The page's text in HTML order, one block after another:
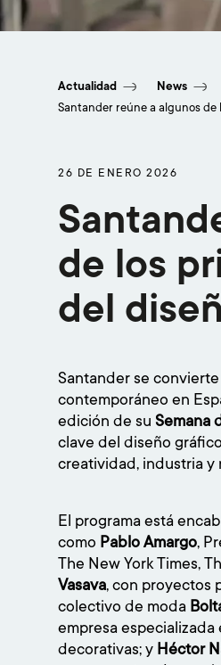
Actualidad
News
Santander reúne a algunos
26 DE ENERO 2026
de los
del
Santander se
contemporáneo en
edición de su Semana
clave del diseño
creatividad, industria y
El programa está
como Pablo Amargo,
The New York Times,
Vasava, con proyectos
colectivo de moda
empresa
decorativas; y Héctor